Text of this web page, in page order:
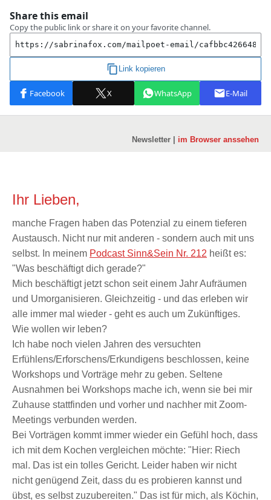
Newsletter | im Browser anssehen
Ihr Lieben,
manche Fragen haben das Potenzial zu einem tieferen
Austausch. Nicht nur mit anderen - sondern auch mit uns
selbst. In meinem Podcast Sinn&Sein Nr. 212 heißt es:
"Was beschäftigt dich gerade?"
Mich beschäftigt jetzt schon seit einem Jahr Aufräumen
und Umorganisieren. Gleichzeitig - und das erleben wir
alle immer mal wieder - geht es auch um Zukünftiges.
Wie wollen wir leben?
Ich habe noch vielen Jahren des versuchten
Erfühlens/Erforschens/Erkundigens beschlossen, keine
Workshops und Vorträge mehr zu geben. Seltene
Ausnahmen bei Workshops mache ich, wenn sie bei mir
Zuhause stattfinden und vorher und nachher mit Zoom-
Meetings verbunden werden.
Bei Vorträgen kommt immer wieder ein Gefühl hoch, dass
ich mit dem Kochen vergleichen möchte: "Hier: Riech
mal. Das ist ein tolles Gericht. Leider haben wir nicht
nicht genügend Zeit, dass du es probieren kannst und
übst, es selbst zuzubereiten." Das ist für mich, als Köchin,